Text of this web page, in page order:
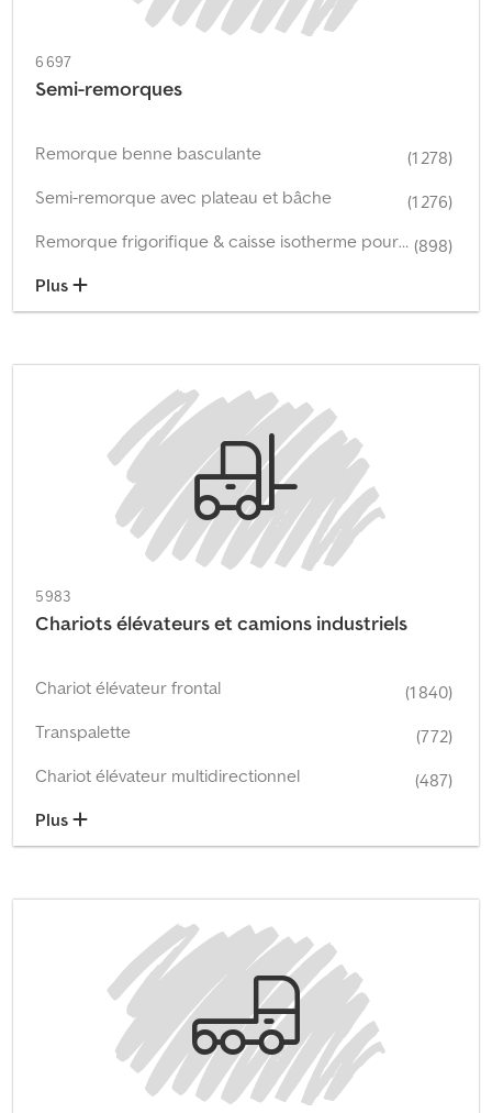
6 697
Semi-remorques
Remorque benne basculante
(1 278)
Semi-remorque avec plateau et bâche
(1 276)
Remorque frigorifique & caisse isotherme pour produits frais (898)
Plus
5 983
Chariots élévateurs et camions industriels
Chariot élévateur frontal
(1 840)
Transpalette
(772)
Chariot élévateur multidirectionnel
(487)
Plus